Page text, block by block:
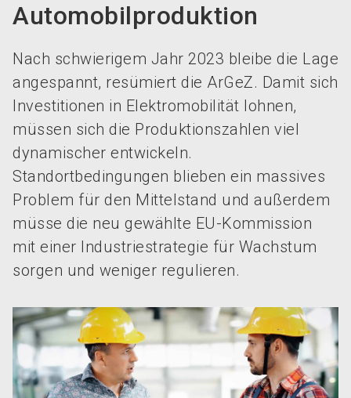
Automobilproduktion
Nach schwierigem Jahr 2023 bleibe die Lage
angespannt, resümiert die ArGeZ. Damit sich
Investitionen in Elektromobilität lohnen,
müssen sich die Produktionszahlen viel
dynamischer entwickeln.
Standortbedingungen blieben ein massives
Problem für den Mittelstand und außerdem
müsse die neu gewählte EU-Kommission
mit einer Industriestrategie für Wachstum
sorgen und weniger regulieren.